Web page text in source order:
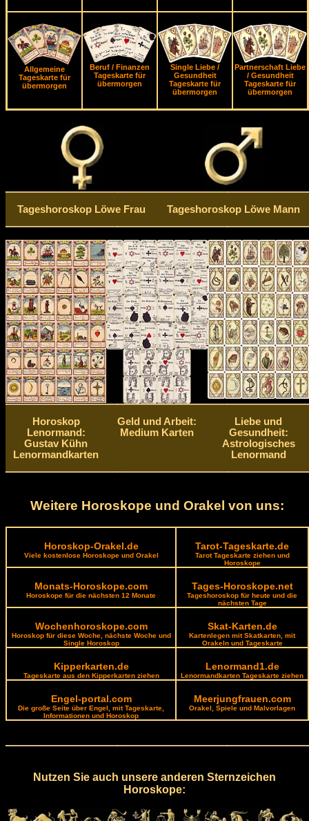
Allgemeine
Tageskarte für
übermorgen
Beruf / Finanzen
Tageskarte für
übermorgen
Single Liebe /
Gesundheit
Tageskarte für
übermorgen
Partnerschaft Liebe
/ Gesundheit
Tageskarte für
übermorgen
Tageshoroskop Löwe Frau Tageshoroskop Löwe Mann
Horoskop
Lenormand:
Gustav Kühn
Lenormandkarten
Geld und Arbeit:
Medium Karten
Liebe und
Gesundheit:
Astrologisches
Lenormand
Weitere Horoskope und Orakel von uns:
Horoskop-Orakel.de
Viele kostenlose Horoskope und Orakel
Tarot-Tageskarte.de
Tarot Tageskarte ziehen und
Horoskope
Monats-Horoskope.com
Horoskope für die nächsten 12 Monate
Tages-Horoskope.net
Tageshoroskop für heute und die
nächsten Tage
Wochenhoroskope.com
Horoskop für diese Woche, nächste Woche und
Single Horoskop
Skat-Karten.de
Kartenlegen mit Skatkarten, mit
Orakeln und Tageskarte
Kipperkarten.de
Tageskarte aus den Kipperkarten ziehen
Lenormand1.de
Lenormandkarten Tageskarte ziehen
Engel-portal.com
Die große Seite über Engel, mit Tageskarte,
Informationen und Horoskop
Meerjungfrauen.com
Orakel, Spiele und Malvorlagen
Nutzen Sie auch unsere anderen Sternzeichen
Horoskope: